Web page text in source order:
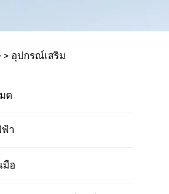
> อุปกรณ์เสริม
ด
ฟ้า
มือ